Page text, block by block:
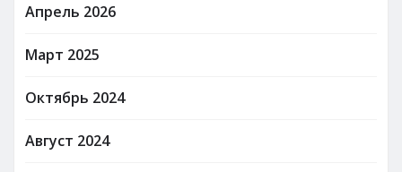
Апрель 2026
Март 2025
Октябрь 2024
Август 2024